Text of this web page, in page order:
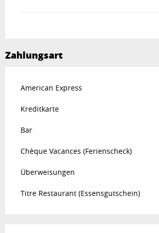
Zahlungsart
American Express
Kreditkarte
Bar
Chèque Vacances (Ferienscheck)
Überweisungen
Titre Restaurant (Essensgutschein)